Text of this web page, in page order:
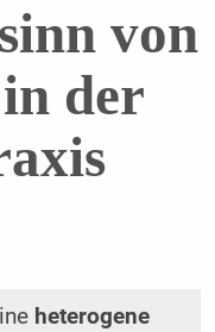
von
der
heterogene